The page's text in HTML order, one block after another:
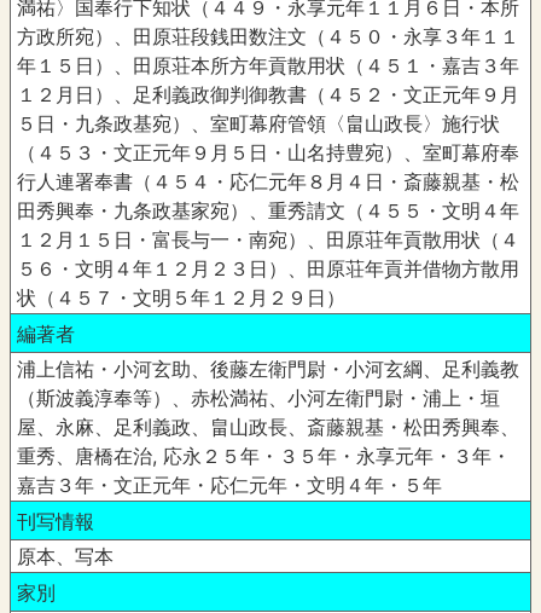
満祐〉国奉行下知状（４４９・永享元年１１月６日・本所
方政所宛）、田原荘段銭田数注文（４５０・永享３年１１
年１５日）、田原荘本所方年貢散用状（４５１・嘉吉３年
１２月日）、足利義政御判御教書（４５２・文正元年９月
５日・九条政基宛）、室町幕府管領〈畠山政長〉施行状
（４５３・文正元年９月５日・山名持豊宛）、室町幕府奉
行人連署奉書（４５４・応仁元年８月４日・斎藤親基・松
田秀興奉・九条政基家宛）、重秀請文（４５５・文明４年
１２月１５日・富長与一・南宛）、田原荘年貢散用状（４
５６・文明４年１２月２３日）、田原荘年貢并借物方散用
状（４５７・文明５年１２月２９日）
編著者
浦上信祐・小河玄助、後藤左衛門尉・小河玄綱、足利義教
（斯波義淳奉等）、赤松満祐、小河左衛門尉・浦上・垣
屋、永麻、足利義政、畠山政長、斎藤親基・松田秀興奉、
重秀、唐橋在治, 応永２５年・３５年・永享元年・３年・
嘉吉３年・文正元年・応仁元年・文明４年・５年
刊写情報
原本、写本
家別